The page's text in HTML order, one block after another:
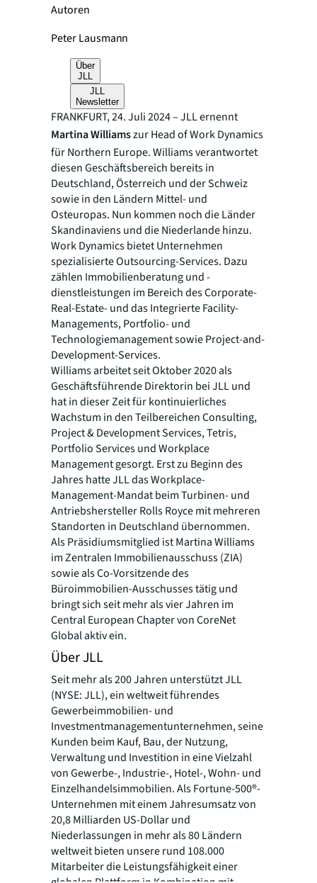
Autoren
Peter Lausmann
Über
JLL
JLL
Newsletter
FRANKFURT, 24. Juli 2024 – JLL ernennt
Martina Williamszur Head of Work Dynamics
für Northern Europe. Williams verantwortet
diesen Geschäftsbereich bereits in
Deutschland, Österreich und der Schweiz
sowie in den Ländern Mittel- und
Osteuropas. Nun kommen noch die Länder
Skandinaviens und die Niederlande hinzu.
Work Dynamics bietet Unternehmen
spezialisierte Outsourcing-Services. Dazu
zählen Immobilienberatung und -
dienstleistungen im Bereich des Corporate-
Real-Estate- und das Integrierte Facility-
Managements, Portfolio- und
Technologiemanagement sowie Project-and-
Development-Services.
Williams arbeitet seit Oktober 2020 als
Geschäftsführende Direktorin bei JLL und
hat in dieser Zeit für kontinuierliches
Wachstum in den Teilbereichen Consulting,
Project & Development Services, Tetris,
Portfolio Services und Workplace
Management gesorgt. Erst zu Beginn des
Jahres hatte JLL das Workplace-
Management-Mandat beim Turbinen- und
Antriebshersteller Rolls Royce mit mehreren
Standorten in Deutschland übernommen.
Als Präsidiumsmitglied ist Martina Williams
im Zentralen Immobilienausschuss (ZIA)
sowie als Co-Vorsitzende des
Büroimmobilien-Ausschusses tätig und
bringt sich seit mehr als vier Jahren im
Central European Chapter von CoreNet
Global aktiv ein.
Über JLL
Seit mehr als 200 Jahren unterstützt JLL
(NYSE: JLL), ein weltweit führendes
Gewerbeimmobilien- und
Investmentmanagementunternehmen, seine
Kunden beim Kauf, Bau, der Nutzung,
Verwaltung und Investition in eine Vielzahl
von Gewerbe-, Industrie-, Hotel-, Wohn- und
Einzelhandelsimmobilien. Als Fortune-500®-
Unternehmen mit einem Jahresumsatz von
20,8 Milliarden US-Dollar und
Niederlassungen in mehr als 80 Ländern
weltweit bieten unsere rund 108.000
Mitarbeiter die Leistungsfähigkeit einer